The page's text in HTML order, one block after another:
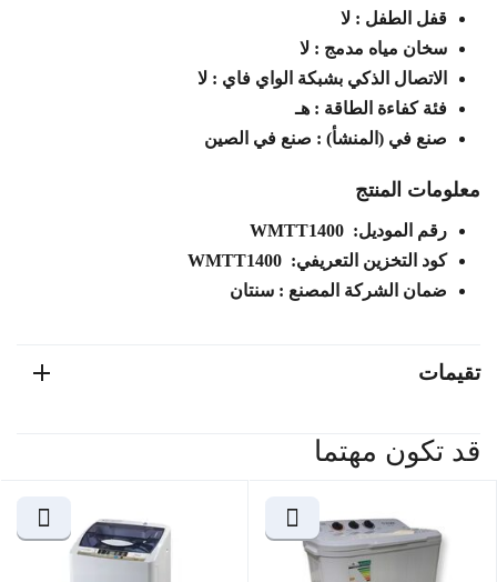
قفل الطفل : لا
سخان مياه مدمج : لا
الاتصال الذكي بشبكة الواي فاي : لا
فئة كفاءة الطاقة : هـ
صنع في (المنشأ) : صنع في الصين
معلومات المنتج
رقم الموديل: WMTT1400
كود التخزين التعريفي: WMTT1400
ضمان الشركة المصنع : سنتان
تقيمات
قد تكون مهتما